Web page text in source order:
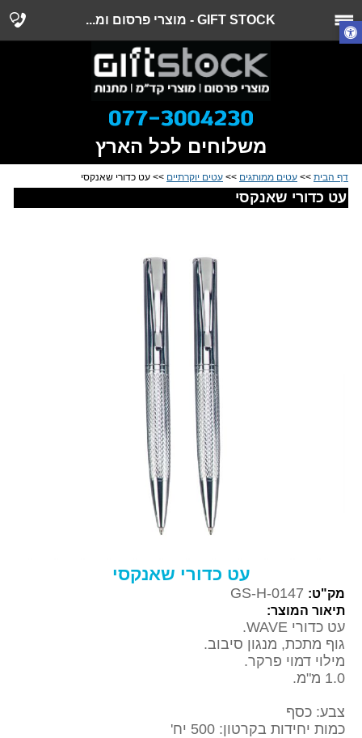
GIFT STOCK - מוצרי פרסום ומ...
משלוחים לכל הארץ
דף הבית >> עטים ממותגים >> עטים יוקרתיים >> עט כדורי שאנקסי
עט כדורי שאנקסי
עט כדורי שאנקסי
מק"ט: GS-H-0147
תיאור המוצר:
עט כדורי WAVE
.
גוף מתכת, מנגון סיבוב.
מילוי דמוי פרקר.
1.0 מ"מ.
צבע: כסף
כמות יחידות בקרטון: 500 יח'